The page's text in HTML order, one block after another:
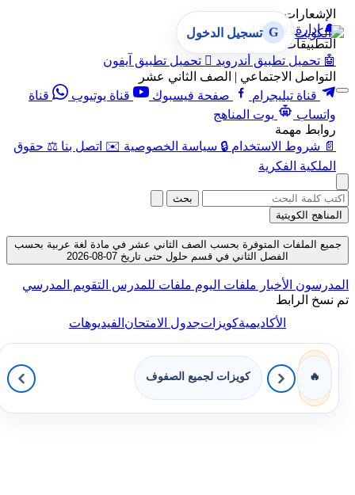
الإشعارات
🔔 إدارة الإشعارات
التطبيقات
🤖 تحميل تطبيق أندرويد  تحميل تطبيق آيفون
التواصل الاجتماعي | الصف الثاني عشر
قناة تيليجرام
صفحة فيسبوك قناة يوتيوب
قناة
واتساب
بوت المناهج
روابط مهمة
شروط الاستخدام 🔒 سياسة الخصوصية ✉️ اتصل بنا ⚖️ حقوق
الملكية الفكرية
G تسجيل الدخول
بحث
المناهج الكويتية
جميع الملفات المتوفرة بحسب الصف الثاني عشر في مادة لغة عربية بحسب
الفصل الثاني في قسم حلول حتى تاريخ 07-08-2026
الأخبارملفات اليومملفات للمدرس التقويم المدرسي
نسخ الرابط
الأكاديميةكويزاتجدول الامتحانالفيديوهات
كويزات لجميع الصفوف